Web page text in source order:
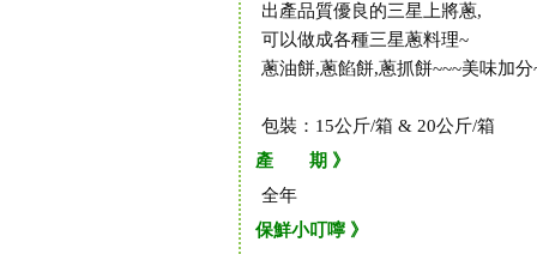
出產品質優良的三星上將蔥,
可以做成各種三星蔥料理~
蔥油餅,蔥餡餅,蔥抓餅~~~美味加分
包裝：15公斤/箱 & 20公斤/箱
產 期 》
全年
保鮮小叮嚀 》